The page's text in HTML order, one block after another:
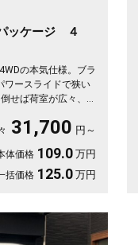
ッケージ ４
の本気仕様。ブラ
ワースライドで狭い
せば荷室が広々、キ
も仲間との遠出も、
く乗れる《1年保証
31,700 円～
体価格 109.0 万円
括価格 125.0 万円